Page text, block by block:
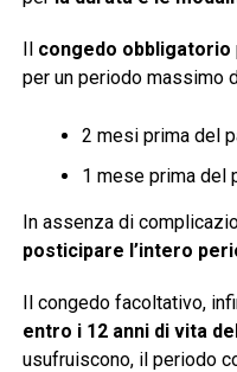
Il congedo obbligatorio
per un periodo massimo
2 mesi prima del
1 mese prima del
In assenza di
posticipare l’intero
Il congedo facoltativo,
entro i 12 anni di vita
usufruiscono, il periodo